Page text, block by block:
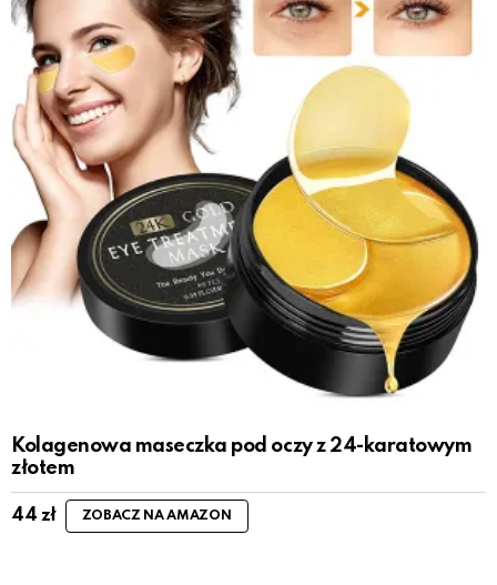
Kolagenowa maseczka pod oczy z 24-karatowym
złotem
44 zł ZOBACZ NA AMAZON